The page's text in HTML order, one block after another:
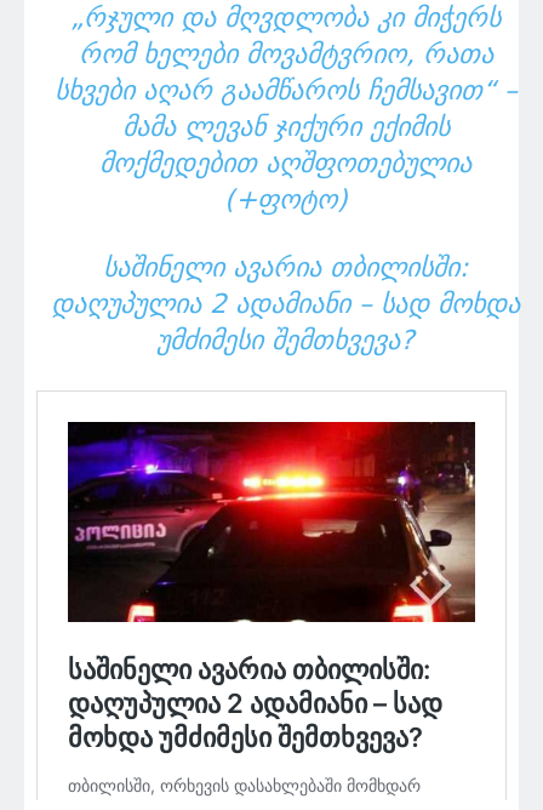
„ᲠᲯᲣᲚᲘ ᲓᲐ ᲛᲦᲕᲓᲚᲝᲑᲐ ᲙᲘ ᲛᲘᲭᲔᲠᲡ
ᲠᲝᲛ ᲮᲔᲚᲔᲑᲘ ᲛᲝᲕᲐᲛᲢᲕᲠᲘᲝ, ᲠᲐᲗᲐ
ᲡᲮᲕᲔᲑᲘ ᲐᲦᲐᲠ ᲒᲐᲐᲛᲬᲐᲠᲝᲡ ᲩᲔᲛᲡᲐᲕᲘᲗ“ –
ᲛᲐᲛᲐ ᲚᲔᲕᲐᲜ ᲯᲘᲥᲣᲠᲘ ᲔᲥᲘᲛᲘᲡ
ᲛᲝᲥᲛᲔᲓᲔᲑᲘᲗ ᲐᲦᲨᲤᲝᲗᲔᲑᲣᲚᲘᲐ
(+ᲤᲝᲢᲝ)
ᲡᲐᲨᲘᲜᲔᲚᲘ ᲐᲕᲐᲠᲘᲐ ᲗᲑᲘᲚᲘᲡᲨᲘ:
ᲓᲐᲦᲣᲞᲣᲚᲘᲐ 2 ᲐᲓᲐᲛᲘᲐᲜᲘ – ᲡᲐᲓ ᲛᲝᲮᲓᲐ
ᲣᲛᲫᲘᲛᲔᲡᲘ ᲨᲔᲛᲗᲮᲕᲔᲕᲐ?